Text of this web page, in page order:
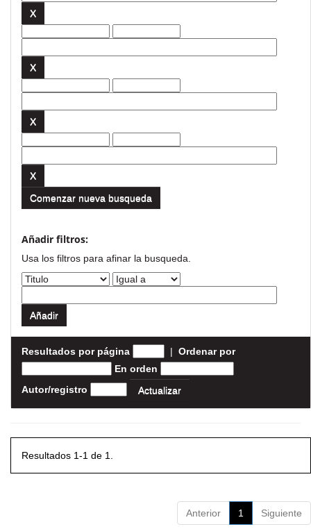
Comenzar nueva busqueda
Añadir filtros:
Usa los filtros para afinar la busqueda.
Resultados por página | Ordenar por
En orden
Autor/registro
Resultados 1-1 de 1.
Anterior 1 Siguiente